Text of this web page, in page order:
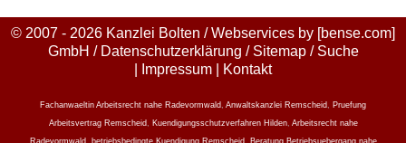
© 2007 - 2026 Kanzlei Bolten / Webservices by [bense.com]
GmbH / Datenschutzerklärung / Sitemap/ Suche
Impressum Kontakt
Fachanwaeltin Arbeitsrecht nahe Radevormwald Anwaltskanzlei Remscheid
Pruefung
Arbeitsvertrag Remscheid
Kuendigungsschutzverfahren Hilden, Arbeitsrecht nahe
Radevormwald
betriebsbedingte Kuendigung Remscheid
Beratung Betriebsuebergang nahe